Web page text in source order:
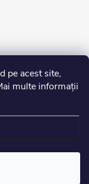
pe acest site,
multe informații
rezervate.